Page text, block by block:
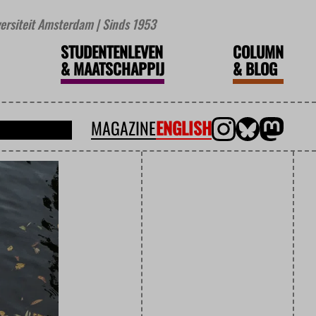
Amsterdam | Sinds 1953
STUDENTENLEVEN
&MAATSCHAPPIJ
COLUMN
&BLOG
MAGAZINEENGLISH